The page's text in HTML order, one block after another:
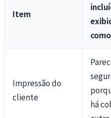
Item
Impressão do
cliente
há